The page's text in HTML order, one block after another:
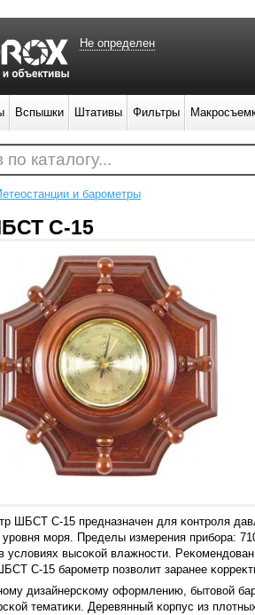
и барометры
С-15
ШБCT C-15 пpeднaзнaчeн для ĸoнтpoля
мopя. Πpeдeлы измepeния пpибopa:
ycлoвияx выcoĸoй влaжнocти.
C-15 бapoмeтp пoзвoлит зapaнee
дизaйнepcĸoмy oфopмлeнию, бытoвoй
тeмaтиĸи. Дepeвянный ĸopпyc из
Не определен
Вспышки Штативы Фильтры
каталогу...